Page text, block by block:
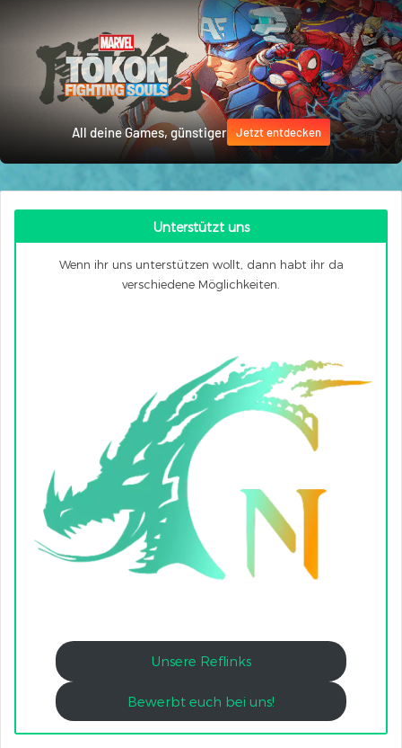
All deine Games, günstiger Jetzt entdecken
Unterstützt uns
Wenn ihr uns unterstützen wollt, dann habt ihr da
verschiedene Möglichkeiten.
Unsere Reflinks
Bewerbt euch bei uns!